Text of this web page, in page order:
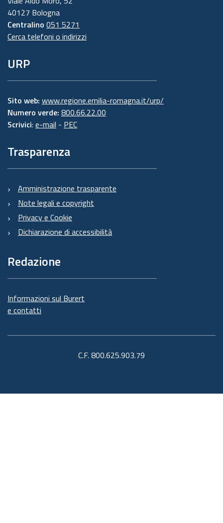
40127 Bologna
Centralino 051 5271
Cerca telefoni o indirizzi
URP
Sito web: www.regione.emilia-romagna.it/urp/
Numero verde: 800.66.22.00
Scrivici: e-mail - PEC
Trasparenza
Amministrazione trasparente
Note legali e copyright
Privacy e Cookie
Dichiarazione di accessibilità
Redazione
Informazioni sul Burert
e contatti
C.F. 800.625.903.79